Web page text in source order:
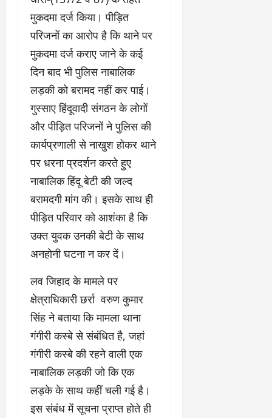
मुकदमा दर्ज किया। पीड़ित
परिजनों का आरोप है कि थाने पर
मुकदमा दर्ज कराए जाने के कई
दिन बाद भी पुलिस नाबालिक
लड़की को बरामद नहीं कर पाई।
गुस्साए हिंदूवादी संगठन के लोगों
और पीड़ित परिजनों ने पुलिस की
कार्यप्रणाली से नाखुश होकर थाने
पर धरना प्रदर्शन करते हुए
नाबालिक हिंदू बेटी की जल्द
बरामदगी मांग की। इसके साथ ही
पीड़ित परिवार को आशंका है कि
उक्त युवक उनकी बेटी के साथ
अनहोनी घटना न कर दें।
लव जिहाद के मामले पर
क्षेत्राधिकारी छर्रा वरुण कुमार
सिंह ने बताया कि मामला थाना
गंगीरी कस्बे से संबंधित है, जहां
गंगीरी कस्बे की रहने वाली एक
नाबालिक लड़की जो कि एक
लड़के के साथ कहीं चली गई है।
इस संबंध में सूचना प्राप्त होते ही